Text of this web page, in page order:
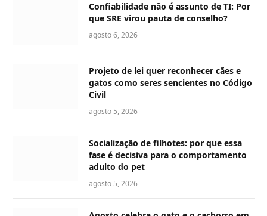
Confiabilidade não é assunto de TI: Por
que SRE virou pauta de conselho?
agosto 6, 2026
Projeto de lei quer reconhecer cães e
gatos como seres sencientes no Código
Civil
agosto 5, 2026
Socialização de filhotes: por que essa
fase é decisiva para o comportamento
adulto do pet
agosto 5, 2026